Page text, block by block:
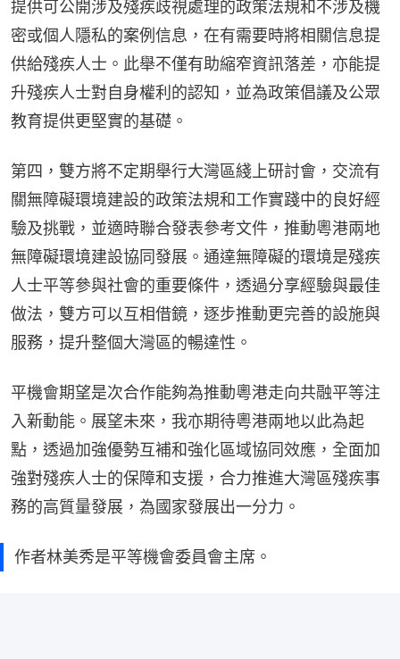
提供可公開涉及殘疾歧視處理的政策法規和不涉及機
密或個人隱私的案例信息，在有需要時將相關信息提
供給殘疾人士。此舉不僅有助縮窄資訊落差，亦能提
升殘疾人士對自身權利的認知，並為政策倡議及公眾
教育提供更堅實的基礎。
第四，雙方將不定期舉行大灣區綫上研討會，交流有
關無障礙環境建設的政策法規和工作實踐中的良好經
驗及挑戰，並適時聯合發表參考文件，推動粵港兩地
無障礙環境建設協同發展。通達無障礙的環境是殘疾
人士平等參與社會的重要條件，透過分享經驗與最佳
做法，雙方可以互相借鏡，逐步推動更完善的設施與
服務，提升整個大灣區的暢達性。
平機會期望是次合作能夠為推動粵港走向共融平等注
入新動能。展望未來，我亦期待粵港兩地以此為起
點，透過加強優勢互補和強化區域協同效應，全面加
強對殘疾人士的保障和支援，合力推進大灣區殘疾事
務的高質量發展，為國家發展出一分力。
作者林美秀是平等機會委員會主席。